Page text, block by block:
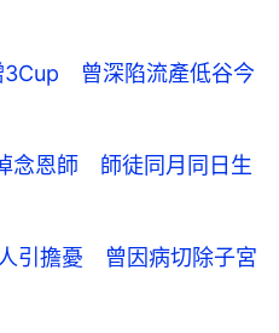
3Cup 曾深陷流產低谷今
念恩師 師徒同月同日生
引擔憂 曾因病切除子宮